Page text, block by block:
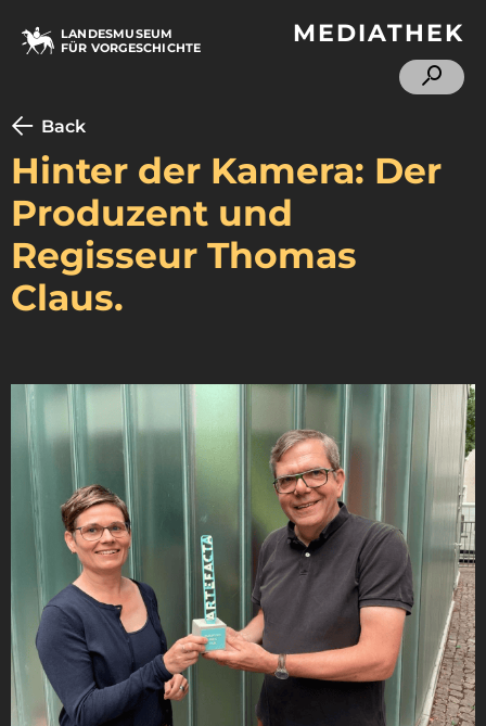
LANDESMUSEUM
FÜR VORGESCHICHTE
MEDIATHEK
Back
Hinter der Kamera: Der
Produzent und
Regisseur Thomas
Claus.